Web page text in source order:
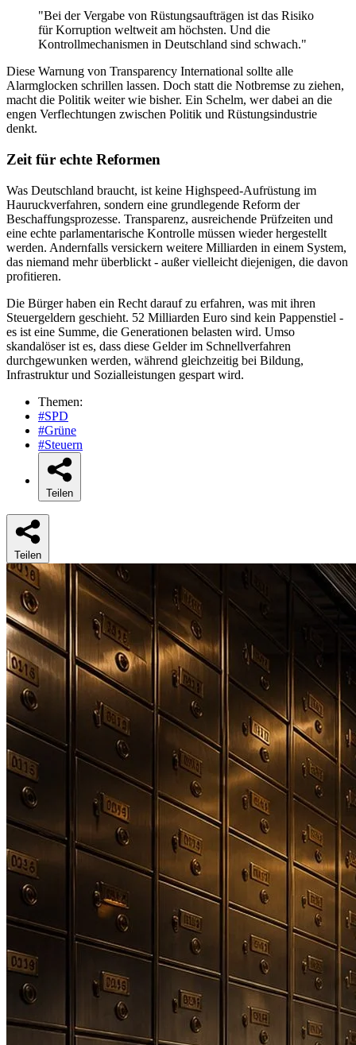
"Bei der Vergabe von Rüstungsaufträgen ist das Risiko
für Korruption weltweit am höchsten. Und die
Kontrollmechanismen in Deutschland sind schwach."
Diese Warnung von Transparency International sollte alle
Alarmglocken schrillen lassen. Doch statt die Notbremse zu ziehen,
macht die Politik weiter wie bisher. Ein Schelm, wer dabei an die
engen Verflechtungen zwischen Politik und Rüstungsindustrie
denkt.
Zeit für echte Reformen
Was Deutschland braucht, ist keine Highspeed-Aufrüstung im
Hauruckverfahren, sondern eine grundlegende Reform der
Beschaffungsprozesse. Transparenz, ausreichende Prüfzeiten und
eine echte parlamentarische Kontrolle müssen wieder hergestellt
werden. Andernfalls versickern weitere Milliarden in einem System,
das niemand mehr überblickt - außer vielleicht diejenigen, die davon
profitieren.
Die Bürger haben ein Recht darauf zu erfahren, was mit ihren
Steuergeldern geschieht. 52 Milliarden Euro sind kein Pappenstiel -
es ist eine Summe, die Generationen belasten wird. Umso
skandalöser ist es, dass diese Gelder im Schnellverfahren
durchgewunken werden, während gleichzeitig bei Bildung,
Infrastruktur und Sozialleistungen gespart wird.
Themen:
#SPD
#Grüne
#Steuern
Teilen
Teilen